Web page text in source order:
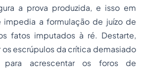
a prova produzida, e isso em
impedia a formulação de juízo de
fatos imputados à ré. Destarte,
os escrúpulos da crítica demasiado
acrescentar os foros de